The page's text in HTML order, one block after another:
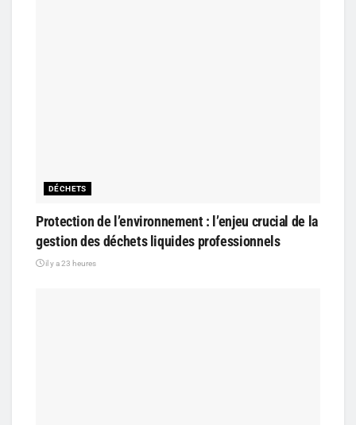
DÉCHETS
Protection de l’environnement : l’enjeu crucial de la
gestion des déchets liquides professionnels
il y a 23 heures